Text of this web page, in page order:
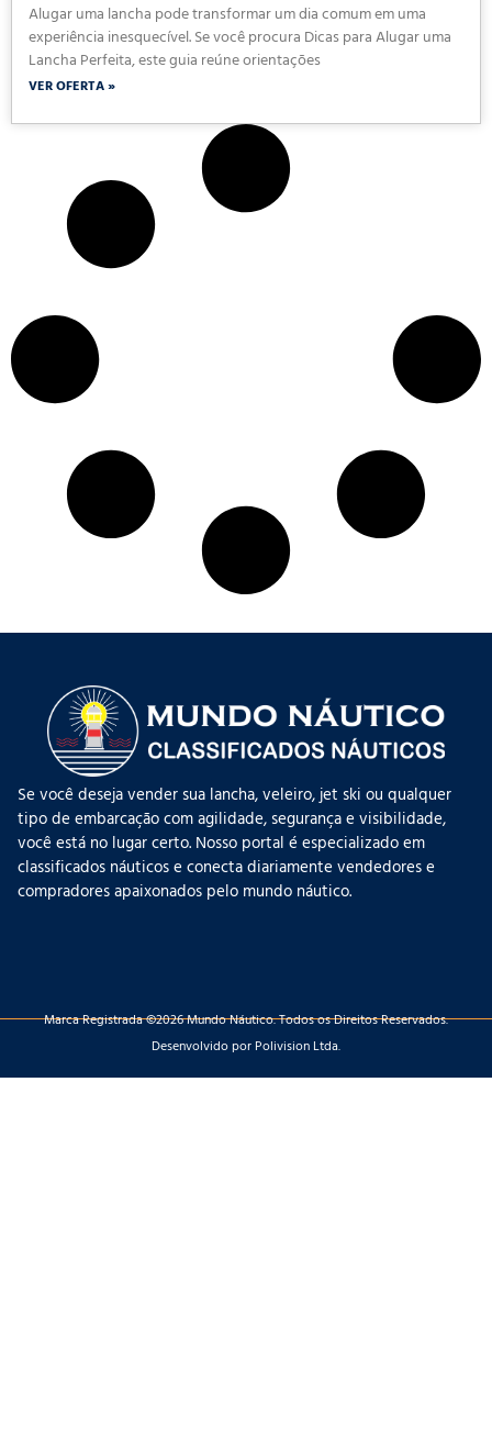
Alugar uma lancha pode transformar um dia comum em uma
experiência inesquecível. Se você procura Dicas para Alugar uma
Lancha Perfeita, este guia reúne orientações
VER OFERTA »
Se você deseja vender sua lancha, veleiro, jet ski ou qualquer
tipo de embarcação com agilidade, segurança e visibilidade,
você está no lugar certo. Nosso portal é especializado em
classificados náuticos e conecta diariamente vendedores e
compradores apaixonados pelo mundo náutico.
Marca Registrada ©2026 Mundo Náutico. Todos os Direitos Reservados.
Desenvolvido por Polivision Ltda.